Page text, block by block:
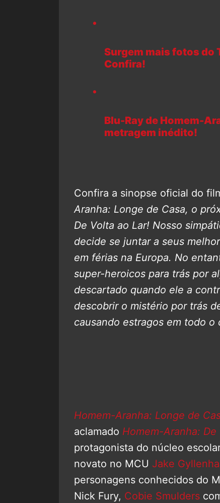
Surgem mais fotos do
Confira!
Blu-Ray de Homem-
metragem inédito!
Confira a sinopse oficial do
Aranha: Longe de Casa, o
De Volta ao Lar! Nosso
decide se juntar a seus
em férias na Europa. No
super-heroicos para trás por
descartado quando ele a
descobrir o mistério por trás
causando estragos em todo o
Homem-Aranha: Longe de
aclamado Homem-Aranha: De
protagonista do núcleo
novato no MCU Jake
personagens conhecidos do
Nick Fury, Cobie Smulders